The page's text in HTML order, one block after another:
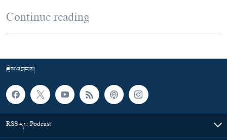
Continue reading
རྗེས་འབྲངས།
RSS དང་Podcast